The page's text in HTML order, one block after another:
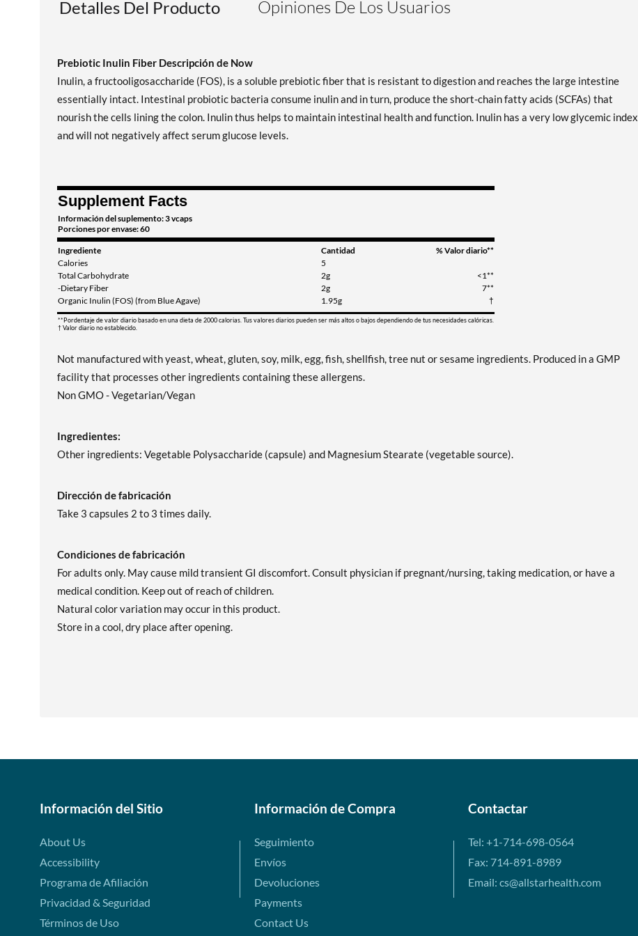
Detalles Del Producto Opiniones De Los Usuarios
Prebiotic Inulin Fiber Descripción de Now
Inulin, a fructooligosaccharide (FOS), is a soluble prebiotic fiber that is resistant to digestion and reaches the large intestine
essentially intact. Intestinal probiotic bacteria consume inulin and in turn, produce the short-chain fatty acids (SCFAs) that
nourish the cells lining the colon. Inulin thus helps to maintain intestinal health and function. Inulin has a very low glycemic index
and will not negatively affect serum glucose levels.
Supplement Facts
Información del suplemento: 3 vcaps
Porciones por envase: 60
Ingrediente Cantidad
% Valor diario**
Calories
5
Total Carbohydrate
2g
<1**
-Dietary Fiber
2g
7**
Organic Inulin (FOS) (from Blue Agave)
1.95g †
**Pordentaje de valor diario basado en una dieta de 2000 calorias. Tus valores diarios pueden ser más altos o bajos dependiendo de tus necesidades calóricas.
† Valor diario no establecido.
Not manufactured with yeast, wheat, gluten, soy, milk, egg, fish, shellfish, tree nut or sesame ingredients. Produced in a GMP
facility that processes other ingredients containing these allergens.
Non GMO - Vegetarian/Vegan
Ingredientes:
Other ingredients: Vegetable Polysaccharide (capsule) and Magnesium Stearate (vegetable source).
Dirección de fabricación
Take 3 capsules 2 to 3 times daily.
Condiciones de fabricación
For adults only. May cause mild transient GI discomfort. Consult physician if pregnant/nursing, taking medication, or have a
medical condition. Keep out of reach of children.
Natural color variation may occur in this product.
Store in a cool, dry place after opening.
Información del Sitio
About Us
Accessibility
Programa de Afiliación
Privacidad & Seguridad
Términos de Uso
Información de Compra
Seguimiento
Envíos
Devoluciones
Payments
Contact Us
Contactar
Tel: +1-714-698-0564
Fax: 714-891-8989
Email: cs@allstarhealth.com